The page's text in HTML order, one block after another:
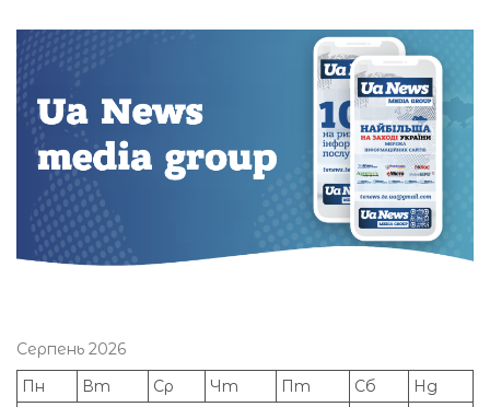
Серпень 2026
Пн
Вт Ср Чт Пт Сб
Нд